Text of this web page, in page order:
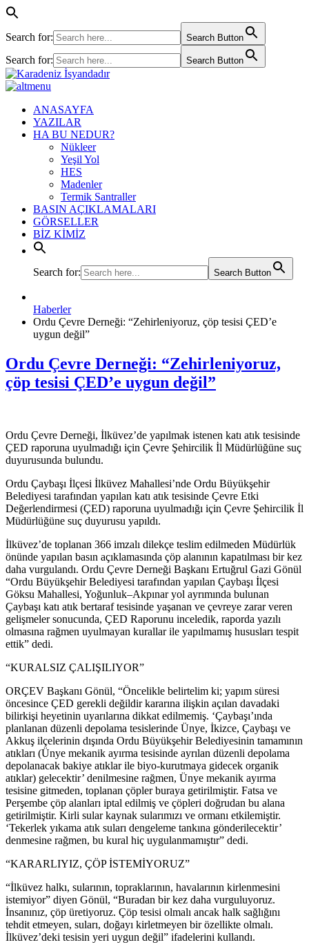
Search for: Search Button
Search for: Search Button
ANASAYFA
YAZILAR
HA BU NEDUR?
Nükleer
Yeşil Yol
HES
Madenler
Termik Santraller
BASIN AÇIKLAMALARI
GÖRSELLER
BİZ KİMİZ
Search for: Search Button
Haberler
Ordu Çevre Derneği: “Zehirleniyoruz, çöp tesisi ÇED’e
uygun değil”
Ordu Çevre Derneği: “Zehirleniyoruz,
çöp tesisi ÇED’e uygun değil”
Ordu Çevre Derneği, İlküvez’de yapılmak istenen katı atık tesisinde
ÇED raporuna uyulmadığı için Çevre Şehircilik İl Müdürlüğüne suç
duyurusunda bulundu.
Ordu Çaybaşı İlçesi İlküvez Mahallesi’nde Ordu Büyükşehir
Belediyesi tarafından yapılan katı atık tesisinde Çevre Etki
Değerlendirmesi (ÇED) raporuna uyulmadığı için Çevre Şehircilik İl
Müdürlüğüne suç duyurusu yapıldı.
İlküvez’de toplanan 366 imzalı dilekçe teslim edilmeden Müdürlük
önünde yapılan basın açıklamasında çöp alanının kapatılması bir kez
daha vurgulandı. Ordu Çevre Derneği Başkanı Ertuğrul Gazi Gönül
“Ordu Büyükşehir Belediyesi tarafından yapılan Çaybaşı İlçesi
Göksu Mahallesi, Yoğunluk–Akpınar yol ayrımında bulunan
Çaybaşı katı atık bertaraf tesisinde yaşanan ve çevreye zarar veren
gelişmeler sonucunda, ÇED Raporunu inceledik, raporda yazılı
olmasına rağmen uyulmayan kurallar ile yapılmamış hususları tespit
ettik” dedi.
“KURALSIZ ÇALIŞILIYOR”
ORÇEV Başkanı Gönül, “Öncelikle belirtelim ki; yapım süresi
öncesince ÇED gerekli değildir kararına ilişkin açılan davadaki
bilirkişi heyetinin uyarılarına dikkat edilmemiş. ‘Çaybaşı’ında
planlanan düzenli depolama tesislerinde Ünye, İkizce, Çaybaşı ve
Akkuş ilçelerinin dışında Ordu Büyükşehir Belediyesinin tamamının
atıkları (Ünye mekanik ayırma tesisinde ayrılan düzenli depolama
depolanacak bakiye atıklar ile biyo-kurutmaya gidecek organik
atıklar) gelecektir’ denilmesine rağmen, Ünye mekanik ayırma
tesisine gitmeden, toplanan çöpler buraya getirilmiştir. Fatsa ve
Perşembe çöp alanları iptal edilmiş ve çöpleri doğrudan bu alana
getirilmiştir. Kirli sular kaynak sularımızı ve ormanı etkilemiştir.
‘Tekerlek yıkama atık suları dengeleme tankına gönderilecektir’
denmesine rağmen, bu kural hiç uygulanmamıştır” dedi.
“KARARLIYIZ, ÇÖP İSTEMİYORUZ”
“İlküvez halkı, sularının, topraklarının, havalarının kirlenmesini
istemiyor” diyen Gönül, “Buradan bir kez daha vurguluyoruz.
İnsanınız, çöp üretiyoruz. Çöp tesisi olmalı ancak halk sağlığını
tehdit etmeyen, suları, doğayı kirletmeyen bir özellikte olmalı.
İlküvez’deki tesisin yeri uygun değil” ifadelerini kullandı.